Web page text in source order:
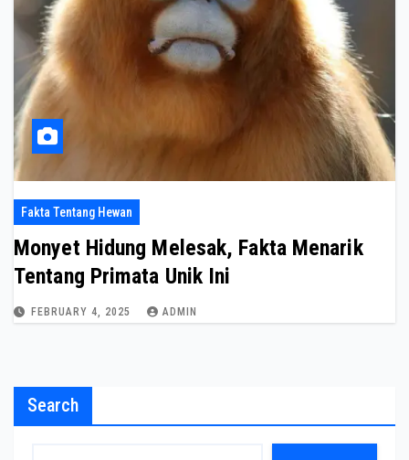
Fakta Tentang Hewan
Monyet Hidung Melesak, Fakta Menarik
Tentang Primata Unik Ini
FEBRUARY 4, 2025 ADMIN
Search